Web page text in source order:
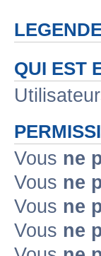
Sujet populaire lu
Sujet populaire
Topic déplacé
Annonce lue
Annonce non lue
QUI EST
Vous ne
Vous ne
Vous ne
Vous ne